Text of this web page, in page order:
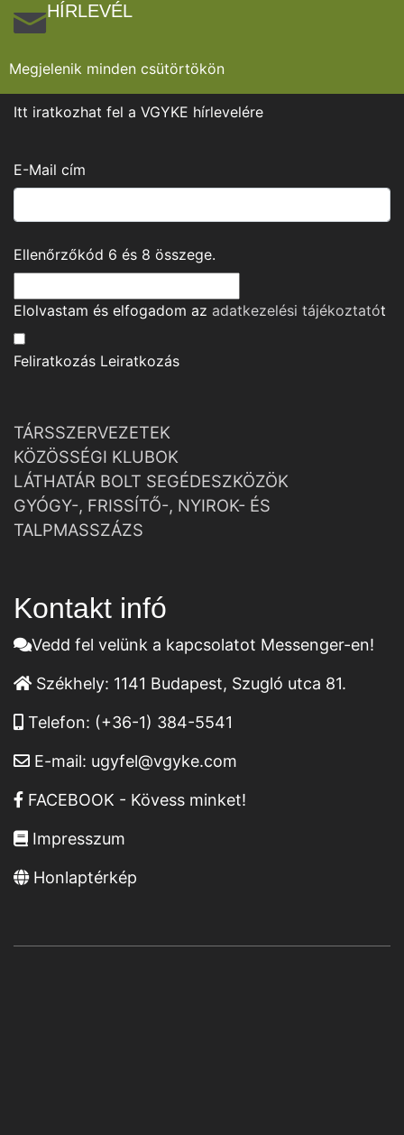
HÍRLEVÉL
Megjelenik minden csütörtökön
Itt iratkozhat fel a VGYKE hírlevelére
E-Mail cím
Ellenőrzőkód 6 és 8 összege.
Elolvastam és elfogadom az adatkezelési tájékoztatót
Feliratkozás Leiratkozás
TÁRSSZERVEZETEK
KÖZÖSSÉGI KLUBOK
LÁTHATÁR BOLT SEGÉDESZKÖZÖK
GYÓGY-, FRISSÍTŐ-, NYIROK- ÉS
TALPMASSZÁZS
Kontakt infó
Vedd fel velünk a kapcsolatot Messenger-en!
Székhely: 1141 Budapest, Szugló utca 81.
Telefon: (+36-1) 384-5541
E-mail: ugyfel@vgyke.com
FACEBOOK - Kövess minket!
Impresszum
Honlaptérkép